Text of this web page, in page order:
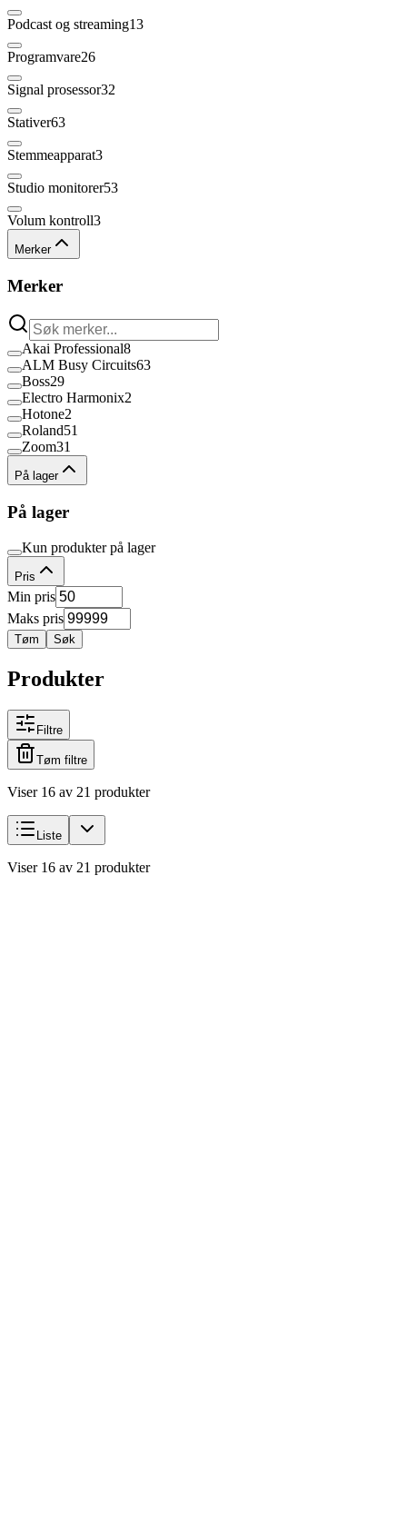
Podcast og streaming13
Programvare26
Signal prosessor32
Stativer63
Stemmeapparat3
Studio monitorer53
Volum kontroll3
Merker
Merker
Akai Professional8
ALM Busy Circuits63
Boss29
Electro Harmonix2
Hotone2
Roland51
Zoom31
På lager
På lager
Kun produkter på lager
Pris
Min pris
Maks pris
Tøm Søk
Produkter
Filtre
Tøm filtre
Viser 16 av 21 produkter
Liste
Viser 16 av 21 produkter